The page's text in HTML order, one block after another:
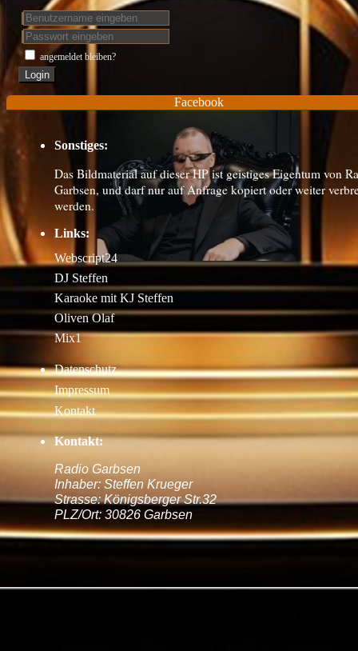
angemeldet bleiben?
Login
Facebook
Sonstiges:
Das Bildmaterial auf dieser HP ist geistiges Eigentum von
Garbsen, und darf nur auf Anfrage kopiert oder weiter
werden.
Links:
Webscript24
DJ Steffen
Karaoke mit KJ Steffen
Oliven Olaf
Mix1
Datenschutz
Impressum
Kontakt
Kontakt:
Radio Garbsen
Inhaber: Steffen Krueger
Strasse: Königsberger Str.32
PLZ/Ort: 30826 Garbsen